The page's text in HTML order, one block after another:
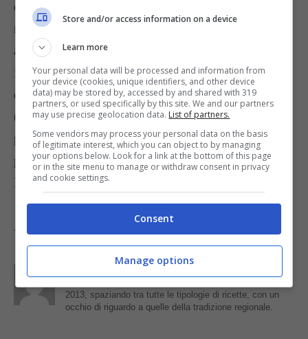
del produttore, oppure prendere un
meno costoso, o meglio ancora della polpa di
aragosta in barattolo al naturale (noi la troviamo
in pescheria); ma la soluzione più semplice ed
economica è usare invecegamberi o gamberoni
(a scelta freschi, precotti, decongelati in
pescheria o surgelati in ordine decrescente di
prezzo).
Foto diAlessio Cuccu
Tag: Ricette dal mondo
2013, spaziando tra tutte le tipologie di ricette, con un
occhio di riguardo a quelle della tradizione regionale.
Store and/or access information on a device
Learn more
Your personal data will be processed and information from
your device (cookies, unique identifiers, and other device
data) may be stored by, accessed by and shared with 319
partners, or used specifically by this site. We and our partners
may use precise geolocation data. List of partners.
Some vendors may process your personal data on the basis
of legitimate interest, which you can object to by managing
your options below. Look for a link at the bottom of this page
or in the site menu to manage or withdraw consent in privacy
and cookie settings.
Consent
Manage options